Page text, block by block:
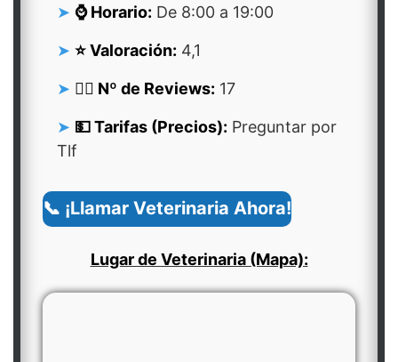
⌚ Horario: De 8:00 a 19:00
⭐ Valoración: 4,1
👍🏻 Nº de Reviews: 17
💵 Tarifas (Precios): Preguntar por
Tlf
📞 ¡Llamar Veterinaria Ahora!
Lugar de Veterinaria (Mapa):